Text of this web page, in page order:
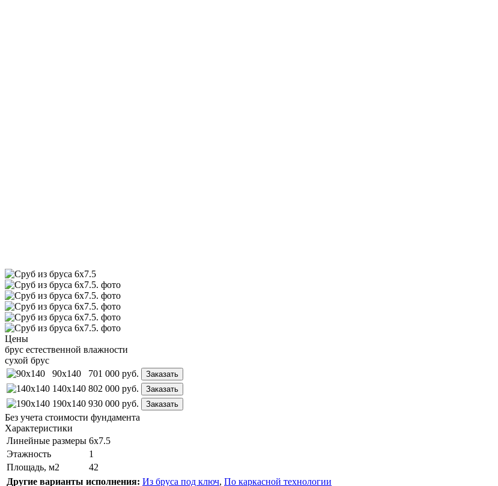
Цены
брус естественной влажности
сухой брус
90x140
701 000 руб. Заказать
140x140 802 000 руб. Заказать
190x140 930 000 руб. Заказать
Без учета стоимости фундамента
Характеристики
Линейные размеры 6х7.5
Этажность
1
Площадь, м2
42
Другие варианты исполнения: Из бруса под ключ, По каркасной технологии